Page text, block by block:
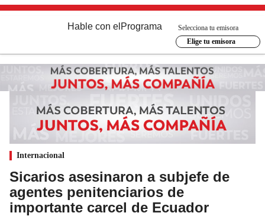
Hable con el Programa
Selecciona tu emisora
Elige tu emisora
Internacional
Sicarios asesinaron a subjefe de
agentes penitenciarios de
importante carcel de Ecuador